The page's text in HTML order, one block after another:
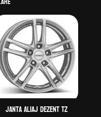
Janta aliaj DEZENT TZ